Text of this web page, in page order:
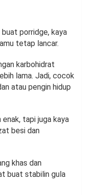
porridge, kaya
tetap lancar.
karbohidrat
lama. Jadi, cocok
atau pengin hidup
enak, tapi juga kaya
besi dan
khas dan
buat stabilin gula